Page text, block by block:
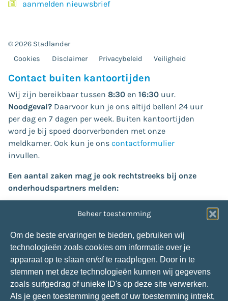
Beheer toestemming
Om de beste ervaringen te bieden, gebruiken wij
technologieën zoals cookies om informatie over je
apparaat op te slaan en/of te raadplegen. Door in te
stemmen met deze technologieën kunnen wij gegevens
zoals surfgedrag of unieke ID's op deze site verwerken.
Als je geen toestemming geeft of uw toestemming intrekt,
aanmelden nieuwsbrief
© 2026 Stadlander
Cookies
Disclaimer Privacybeleid Veiligheid
Contact buiten kantoortijden
Wij zijn bereikbaar tussen 8:30 en 16:30 uur.
Noodgeval? Daarvoor kun je ons altijd bellen! 24 uur
per dag en 7 dagen per week. Buiten kantoortijden
word je bij spoed doorverbonden met onze
meldkamer. Ook kun je ons contactformulier
invullen.
Een aantal zaken mag je ook rechtstreeks bij onze
onderhoudspartners melden:
Glasschade:
Snepvangers Glas:088-1660304
Storing centrale verwarming op Tholen:
Van de Velde Installatiegroep: 0113-572120
Storing centrale verwarming in andere gebieden:
P. Jansen Installatietechniek:088-7060240